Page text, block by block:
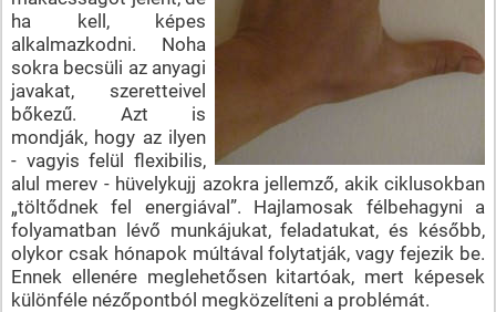
ha kell, képes
alkalmazkodni. Noha
sokra becsüli az anyagi
javakat, szeretteivel
bőkezű. Azt is
mondják, hogy az ilyen
- vagyis felül flexibilis,
alul merev - hüvelykujj azokra jellemző, akik ciklusokban
„töltődnek fel energiával”. Hajlamosak félbehagyni a
folyamatban lévő munkájukat, feladatukat, és később,
olykor csak hónapok múltával folytatják, vagy fejezik be.
Ennek ellenére meglehetősen kitartóak, mert képesek
különféle nézőpontból megközelíteni a problémát.